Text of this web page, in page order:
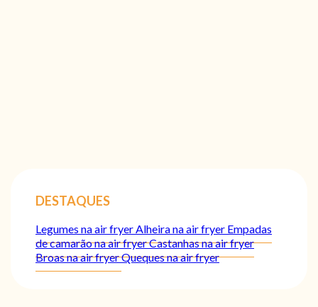
DESTAQUES
Legumes na air fryerAlheira na air fryer Empadas
de camarão na air fryerCastanhas na air fryer
Broas na air fryerQueques na air fryer